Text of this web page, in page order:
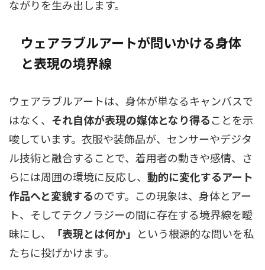
ながりを生み出します。
ウェアラブルアートが問いかける身体
と表現の境界線
ウェアラブルアートは、身体が単なるキャンバスで
はなく、 それ自体が表現の媒体となり得ることを示
唆しています。衣服や装飾品が、センサーやデジタ
ル技術と融合することで、着用者の動きや感情、さ
らには周囲の環境に反応し、 動的に変化するアート
作品へと変貌するのです。この現象は、身体とアー
ト、そしてテクノラジーの間に存在する境界線を曖
昧にし、
「表現とは何か」 という根源的な問いを私
たちに投げかけます。